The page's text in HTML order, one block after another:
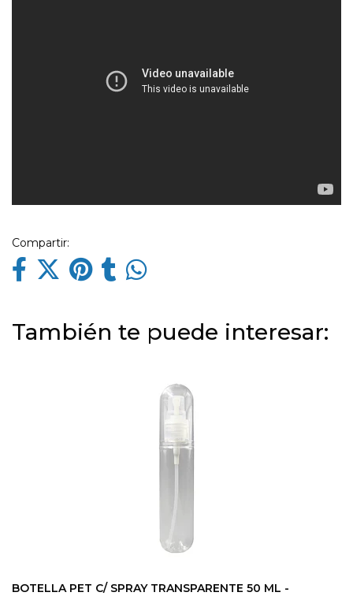
Compartir:
También te puede interesar:
BOTELLA PET C/ SPRAY TRANSPARENTE 50 ML -